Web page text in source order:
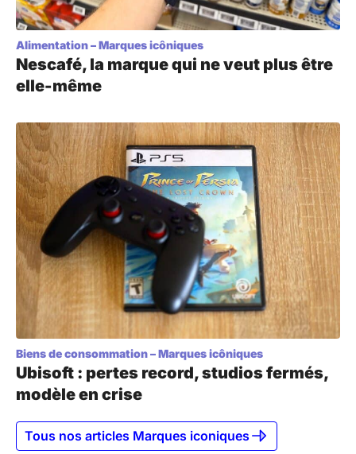
Alimentation–Marques icôniques
Nescafé, la marque qui ne veut plus être
elle-même
Biens de consommation–Marques icôniques
Ubisoft : pertes record, studios fermés,
modèle en crise
Tous nos articles Marques iconiques